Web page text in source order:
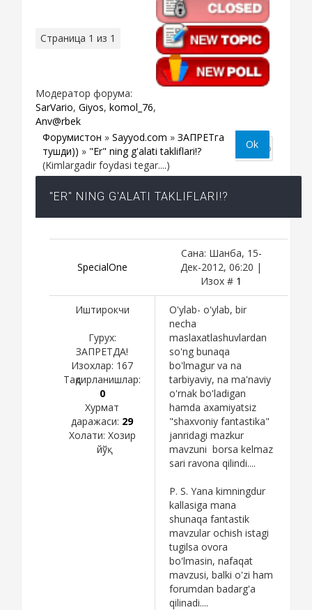
Страница 1 из 1
Модератор форума:
SarVario, Giyos, komol_76,
Anv@rbek
Форумистон » Sayyod.com » ЗАПРЕТга
тушди)) » "Er" ning g'alati takliflari!?
(Kimlargadir foydasi tegar....)
"ER" NING G'ALATI TAKLIFLARI!?
SpecialOne
Сана: Шанба, 15-
Дек-2012, 06:20 |
Изох # 1
Иштирокчи
Гурух:
ЗАПРЕТДА!
Изохлар: 167
Тақдирланишлар:
0
Хурмат
даражаси: 29
Холати: Хозир
йўқ
O'ylab- o'ylab, bir
necha
maslaxatlashuvlardan
so'ng bunaqa
bo'lmagur va na
tarbiyaviy, na ma'naviy
o'rnak bo'ladigan
hamda axamiyatsiz
"shaxvoniy fantastika"
janridagi mazkur
mavzuni borsa kelmaz
sari ravona qilindi....
P. S. Yana kimningdur
kallasiga mana
shunaqa fantastik
mavzular ochish istagi
tugilsa ovora
bo'lmasin, nafaqat
mavzusi, balki o'zi ham
forumdan badarg'a
qilinadi....